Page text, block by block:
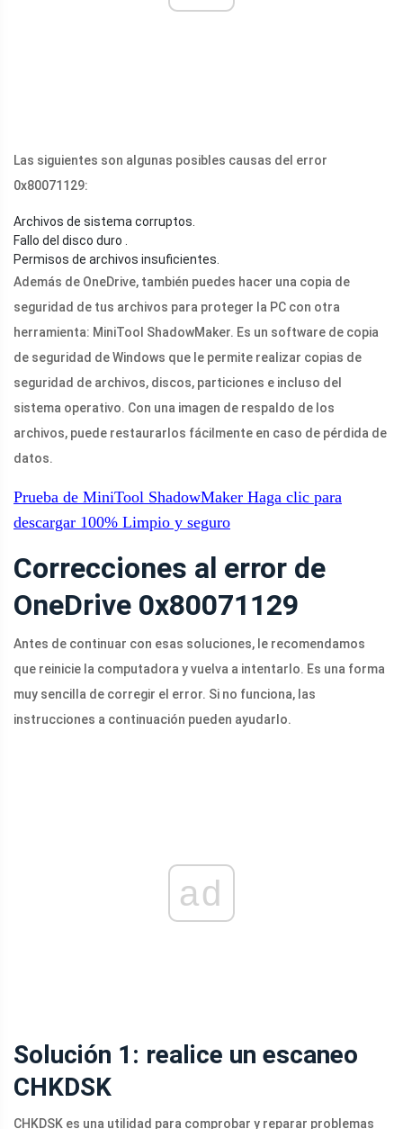
Las siguientes son algunas posibles causas del error
0x80071129:
Archivos de sistema corruptos.
Fallo del disco duro .
Permisos de archivos insuficientes.
Además de OneDrive, también puedes hacer una copia de
seguridad de tus archivos para proteger la PC con otra
herramienta: MiniTool ShadowMaker. Es un software de copia
de seguridad de Windows que le permite realizar copias de
seguridad de archivos, discos, particiones e incluso del
sistema operativo. Con una imagen de respaldo de los
archivos, puede restaurarlos fácilmente en caso de pérdida de
datos.
Prueba de MiniTool ShadowMaker Haga clic para
descargar 100% Limpio y seguro
Correcciones al error de
OneDrive 0x80071129
Antes de continuar con esas soluciones, le recomendamos
que reinicie la computadora y vuelva a intentarlo. Es una forma
muy sencilla de corregir el error. Si no funciona, las
instrucciones a continuación pueden ayudarlo.
ad
Solución 1: realice un escaneo
CHKDSK
CHKDSK es una utilidad para comprobar y reparar problemas